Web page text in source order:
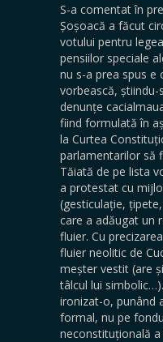
S-a comentat în
Șoșoacă a făcut
votului pentru
pensiilor speciale
nu s-a prea spus e
vorbească, știindu-
denunțe
fiind formulată în
la Curtea
parlamentarilor să
Tăiată de pe lista
a protestat cu
(gesticulație,
care a adăugat un
fluier. Cu
fluier neolitic de
meșter vestit (are
tâlcul lui
ironizat-o, punând
formal, nu pe
neconstituțională